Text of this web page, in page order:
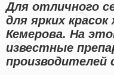
Для отличного
для ярких
Кемерова. На
известные
производителей